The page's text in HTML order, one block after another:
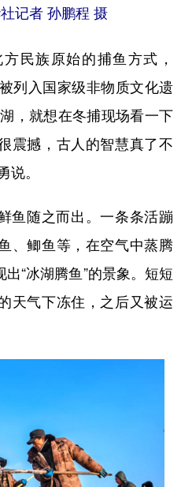
记者 孙鹏程 摄
族原始的捕鱼方式，
列入国家级非物质文化遗
，就想在冬捕现场看一下
震撼，古人的智慧真了不
。
随之而出。一条条活蹦
、鲫鱼等，在空气中蒸腾
“冰湖腾鱼”的景象。短短
天气下冻住，之后又被运